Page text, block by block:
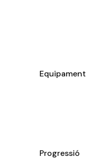
Equipament
Progressió